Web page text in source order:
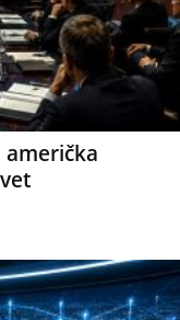
američka